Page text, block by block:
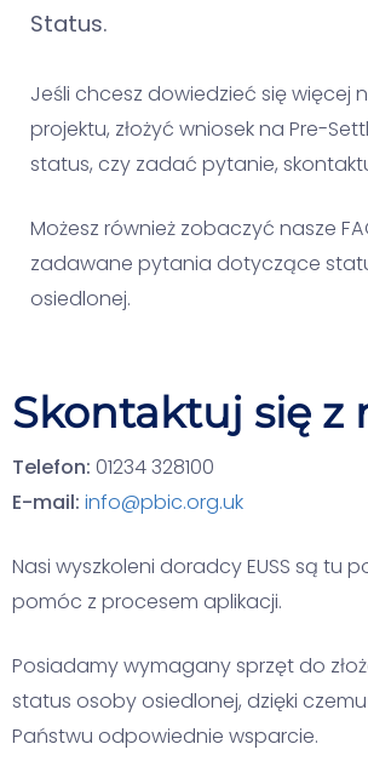
Status.
Jeśli chcesz dowiedzieć się więcej
projektu, złożyć wniosek na Pre-
status, czy zadać pytanie,
Możesz również zobaczyć nasze
zadawane pytania dotyczące
osiedlonej.
Skontaktuj się z
Telefon: 01234 328100
E-mail: info@pbic.org.uk
Nasi wyszkoleni doradcy EUSS są tu
pomóc z procesem aplikacji.
Posiadamy wymagany sprzęt do
status osoby osiedlonej, dzięki
Państwu odpowiednie wsparcie.